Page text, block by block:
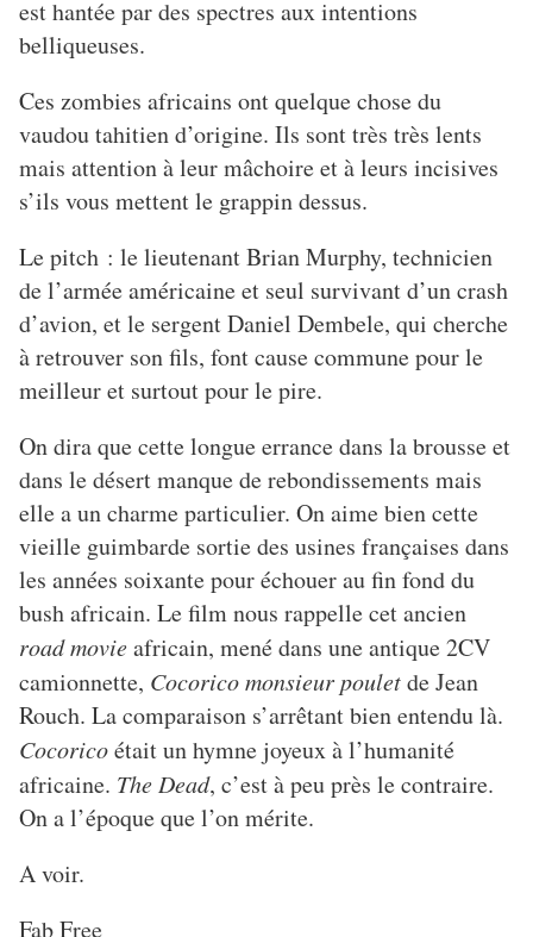
est hantée par des spectres aux intentions
belliqueuses.
Ces zombies africains ont quelque chose du
vaudou tahitien d’origine. Ils sont très très lents
mais attention à leur mâchoire et à leurs incisives
s’ils vous mettent le grappin dessus.
Le pitch : le lieutenant Brian Murphy, technicien
de l’armée américaine et seul survivant d’un crash
d’avion, et le sergent Daniel Dembele, qui cherche
à retrouver son fils, font cause commune pour le
meilleur et surtout pour le pire.
On dira que cette longue errance dans la brousse et
dans le désert manque de rebondissements mais
elle a un charme particulier. On aime bien cette
vieille guimbarde sortie des usines françaises dans
les années soixante pour échouer au fin fond du
bush africain. Le film nous rappelle cet ancien
road movieafricain, mené dans une antique 2CV
camionnette, Cocorico monsieur pouletde Jean
Rouch. La comparaison s’arrêtant bien entendu là.
Cocoricoétait un hymne joyeux à l’humanité
africaine. The Dead, c’est à peu près le contraire.
On a l’époque que l’on mérite.
A voir.
Fab Free